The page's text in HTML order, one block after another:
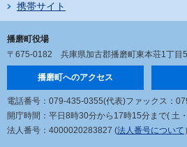
携帯サイト
播磨町役場
〒675-0182 兵庫県加古郡播磨町東本荘1丁目
播磨町へのアクセス
電話番号：079-435-0355(代表)ファックス：
開庁時間：平日8時30分から17時15分まで( 土
法人番号：4000020283827 (法人番号について ）